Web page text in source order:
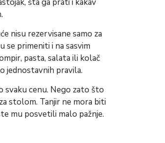
nisu rezervisane samo za
se primeniti i na sasvim
pasta, salata ili kolač
jednostavnih pravila.
svaku cenu. Nego zato što
stolom. Tanjir ne mora biti
mu posvetili malo pažnje.